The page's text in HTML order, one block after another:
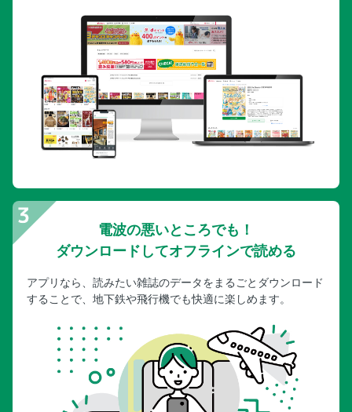
電波の悪いところでも！
ダウンロードしてオフラインで読める
アプリなら、読みたい雑誌のデータをまるごとダウンロード
することで、地下鉄や飛行機でも快適に楽しめます。